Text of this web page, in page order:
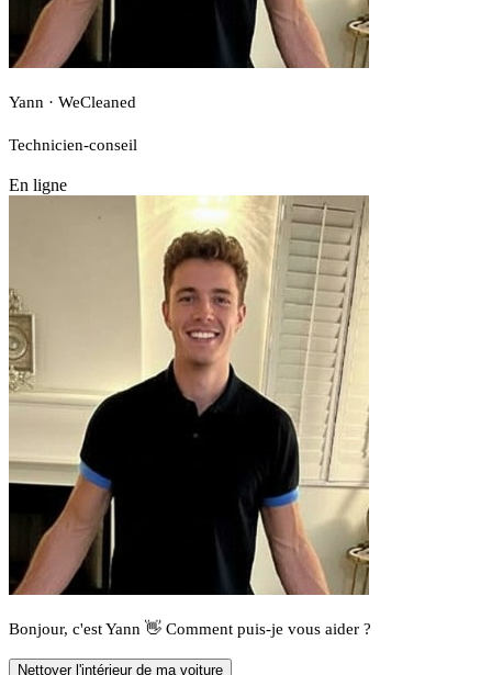
Yann · WeCleaned
Technicien-conseil
En ligne
Bonjour, c'est Yann 👋 Comment puis-je vous aider ?
Nettoyer l'intérieur de ma voiture